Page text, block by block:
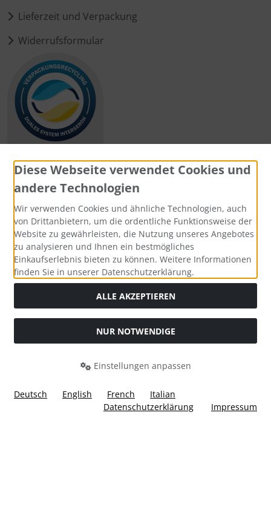
Lieferzeit und Verpackung
Widerrufsformular
Zahlungsmethoden
Social Media
Widerrufsformular
Diese Webseite verwendet Cookies und
andere Technologien
Wir verwenden Cookies und ähnliche Technologien, auch
von Drittanbietern, um die ordentliche Funktionsweise der
Website zu gewährleisten, die Nutzung unseres Angebotes
zu analysieren und Ihnen ein bestmögliches
Einkaufserlebnis bieten zu können. Weitere Informationen
finden Sie in unserer Datenschutzerklärung.
ALLE AKZEPTIEREN
NUR NOTWENDIGE
Einstellungen anpassen
Deutsch English French
Italian
Datenschutzerklärung
Impressum